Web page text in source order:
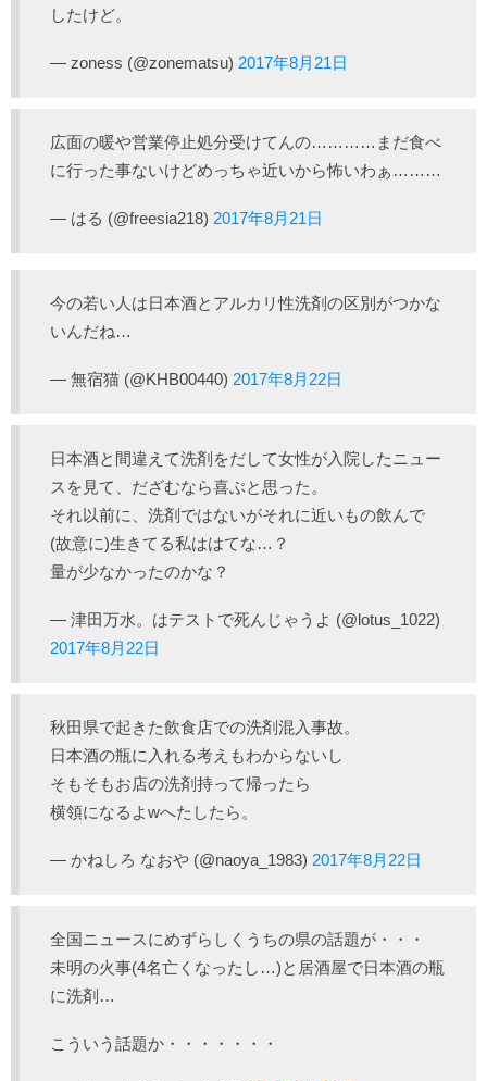
したけど。
— zoness (@zonematsu) 2017年8月21日
広面の暖や営業停止処分受けてんの…………まだ食べ
に行った事ないけどめっちゃ近いから怖いわぁ………
— はる (@freesia218) 2017年8月21日
今の若い人は日本酒とアルカリ性洗剤の区別がつかな
いんだね…
— 無宿猫 (@KHB00440) 2017年8月22日
日本酒と間違えて洗剤をだして女性が入院したニュー
スを見て、だざむなら喜ぶと思った。
それ以前に、洗剤ではないがそれに近いもの飲んで
(故意に)生きてる私ははてな…？
量が少なかったのかな？
— 津田万水。はテストで死んじゃうよ (@lotus_1022)
2017年8月22日
秋田県で起きた飲食店での洗剤混入事故。
日本酒の瓶に入れる考えもわからないし
そもそもお店の洗剤持って帰ったら
横領になるよwへたしたら。
— かねしろ なおや (@naoya_1983) 2017年8月22日
全国ニュースにめずらしくうちの県の話題が・・・
未明の火事(4名亡くなったし…)と居酒屋で日本酒の瓶
に洗剤…
こういう話題か・・・・・・・